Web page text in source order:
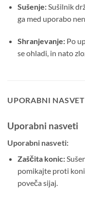
Sušenje:Sušilnik
ga med uporabo
Shranjevanje:Po
se ohladi, in nato
UPORABNI
Uporabni nasveti
Uporabni nasveti:
Zaščita konic:
pomikajte proti
poveča sijaj.